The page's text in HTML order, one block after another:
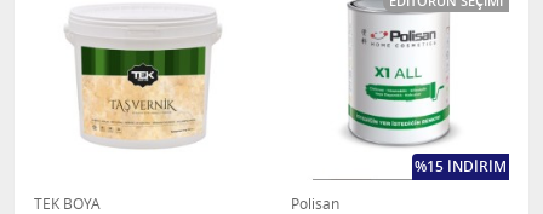
TEK BOYA Polisan
%15 İNDIRIM